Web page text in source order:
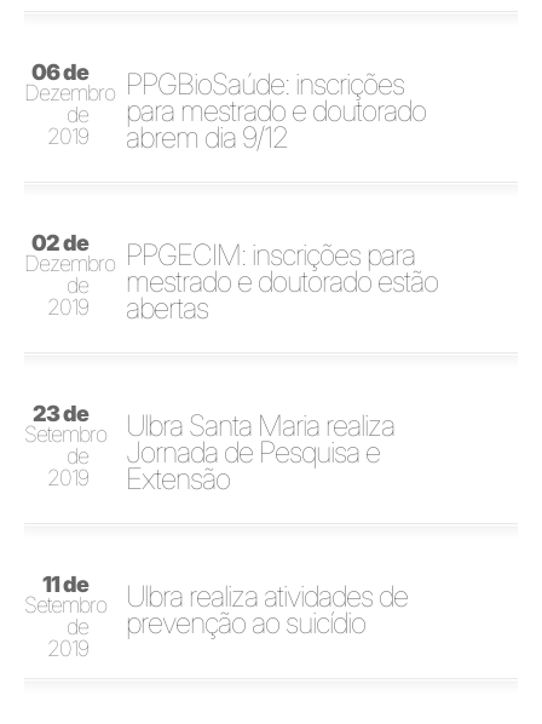
06 de
Dezembro
de
2019
PPGBioSaúde: inscrições
para mestrado e doutorado
abrem dia 9/12
02 de
Dezembro
de
2019
PPGECIM: inscrições para
mestrado e doutorado estão
abertas
23 de
Setembro
de
2019
Ulbra Santa Maria realiza
Jornada de Pesquisa e
Extensão
11 de
Setembro
de
2019
Ulbra realiza atividades de
prevenção ao suicídio